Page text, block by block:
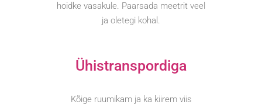
hoidke vasakule. Paarsada meetrit veel
ja oletegi kohal.
Ühistranspordiga
Kõige ruumikam ja ka kiirem viis